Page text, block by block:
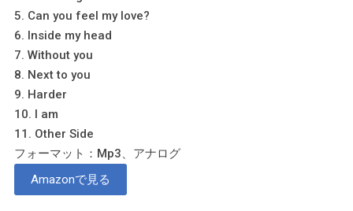
5. Can you feel my love?
6. Inside my head
7. Without you
8. Next to you
9. Harder
10. I am
11. Other Side
フォーマット：Mp3、アナログ
Amazonで見る